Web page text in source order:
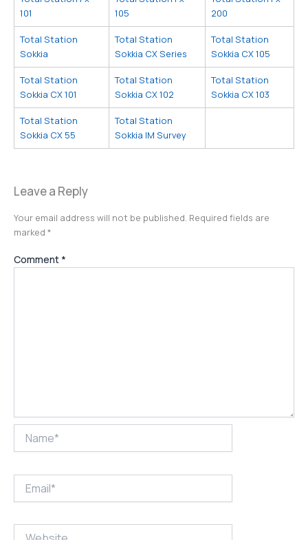
101
105
200
Total Station
Sokkia
Total Station
Sokkia CX Series
Total Station
Sokkia CX 105
Total Station
Sokkia CX 101
Total Station
Sokkia CX 102
Total Station
Sokkia CX 103
Total Station
Sokkia CX 55
Total Station
Sokkia IM Survey
Leave a Reply
Your email address will not be published. Required fields are
marked *
Comment *